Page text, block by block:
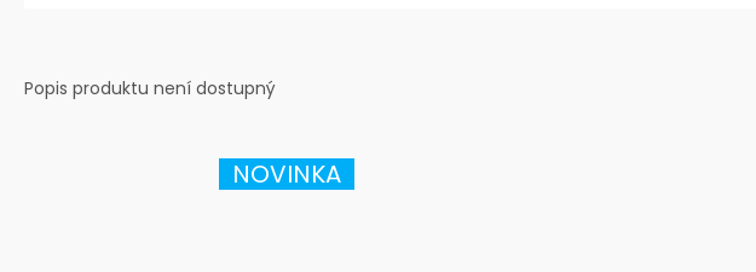
Popis produktu není dostupný
NOVINKA